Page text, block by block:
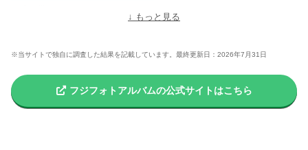
高画質
丈夫
↓ もっと見る
※当サイトで独自に調査した結果を記載しています。最終更新日：2026年7月31日
フジフォトアルバムの公式サイトはこちら